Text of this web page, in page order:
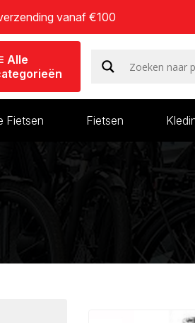
vanaf €100
Alle
Fietsen Fietsen
Kinderaccessoires
Kinderzitjes
Aanhangers en fietskarren